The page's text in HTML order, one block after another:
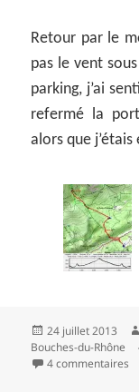
Retour par le
pas le vent
parking, j’ai
refermé la
alors que
Publié
le
24 juillet 2013
Bouches-du-Rhône
4 commentaires